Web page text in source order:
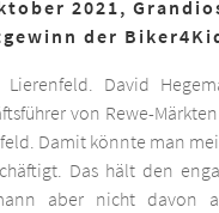
2021,
der
Lierenfeld. David
von Rewe-
Damit könnte man
Das hält den
aber nicht davon